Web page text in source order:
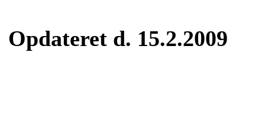
Opdateret d. 15.2.2009